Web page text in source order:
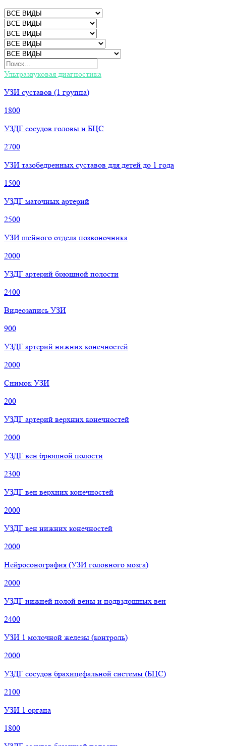
Ультразвуковая диагностика
УЗИ суставов (1 группа)
1800
УЗДГ сосудов головы и БЦС
2700
УЗИ тазобедренных суставов для детей до 1 года
1500
УЗДГ маточных артерий
2500
УЗИ шейного отдела позвоночника
2000
УЗДГ артерий брюшной полости
2400
Видеозапись УЗИ
900
УЗДГ артерий нижних конечностей
2000
Снимок УЗИ
200
УЗДГ артерий верхних конечностей
2000
УЗДГ вен брюшной полости
2300
УЗДГ вен верхних конечностей
2000
УЗДГ вен нижних конечностей
2000
Нейросонография (УЗИ головного мозга)
2000
УЗДГ нижней полой вены и подвздошных вен
2400
УЗИ 1 молочной железы (контроль)
2000
УЗДГ сосудов брахицефальной системы (БЦС)
2100
УЗИ 1 органа
1800